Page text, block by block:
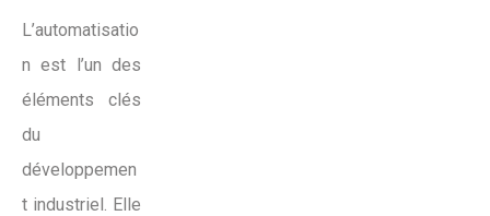
L’automatisatio
n est l’un des
éléments clés
du
développemen
t industriel. Elle